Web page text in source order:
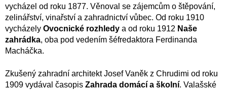
vycházel od roku 1877. Věnoval se zájemcům o štěpování,
zelinářství, vinařství a zahradnictví vůbec. Od roku 1910
vycházely Ovocnické rozhledy a od roku 1912 Naše
zahrádka, oba pod vedením šéfredaktora Ferdinanda
Macháčka.
Zkušený zahradní architekt Josef Vaněk z Chrudimi od roku
1909 vydával časopis Zahrada domácí a školní. Valašské